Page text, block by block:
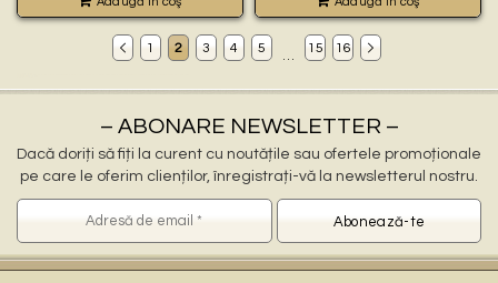
1 2 3 4 5 15 16
– ABONARE NEWSLETTER –
Dacă doriți să fiți la curent cu noutățile sau ofertele promoționale
pe care le oferim clienților, înregistrați-vă la newsletterul nostru.